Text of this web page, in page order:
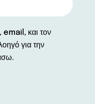
και τον
για την